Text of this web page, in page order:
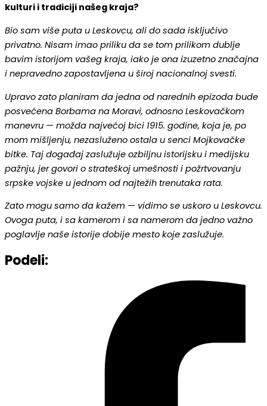
kulturi i tradiciji našeg kraja?
Bio sam više puta u Leskovcu, ali do sada isključivo
privatno. Nisam imao priliku da se tom prilikom dublje
bavim istorijom vašeg kraja, iako je ona izuzetno značajna
i nepravedno zapostavljena u široj nacionalnoj svesti.
Upravo zato planiram da jedna od narednih epizoda bude
posvećena Borbama na Moravi, odnosno Leskovačkom
manevru — možda najvećoj bici 1915. godine, koja je, po
mom mišljenju, nezasluženo ostala u senci Mojkovačke
bitke. Taj događaj zaslužuje ozbiljnu istorijsku i medijsku
pažnju, jer govori o strateškoj umešnosti i požrtvovanju
srpske vojske u jednom od najtežih trenutaka rata.
Zato mogu samo da kažem — vidimo se uskoro u Leskovcu.
Ovoga puta, i sa kamerom i sa namerom da jedno važno
poglavlje naše istorije dobije mesto koje zaslužuje.
Podeli: